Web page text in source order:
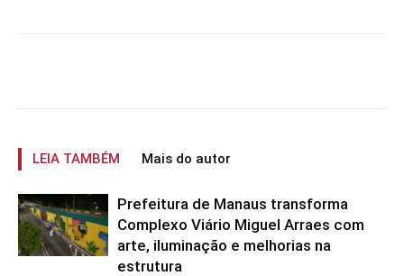
LEIA TAMBÉM Mais do autor
Prefeitura de Manaus transforma
Complexo Viário Miguel Arraes com
arte, iluminação e melhorias na
estrutura